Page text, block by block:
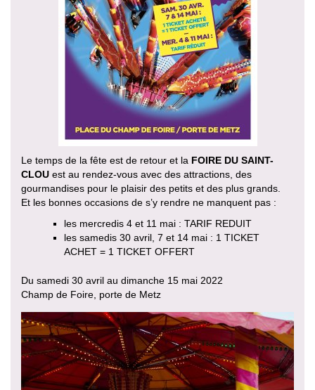
Le temps de la fête est de retour et la FOIRE DU SAINT-
CLOU est au rendez-vous avec des attractions, des
gourmandises pour le plaisir des petits et des plus grands.
Et les bonnes occasions de s’y rendre ne manquent pas :
les mercredis 4 et 11 mai : TARIF REDUIT
les samedis 30 avril, 7 et 14 mai : 1 TICKET
ACHET = 1 TICKET OFFERT
Du samedi 30 avril au dimanche 15 mai 2022
Champ de Foire, porte de Metz